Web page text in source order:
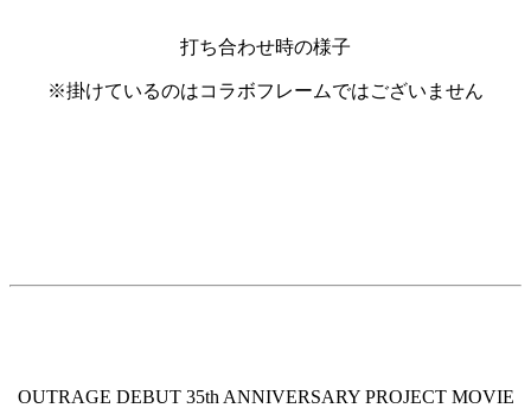
打ち合わせ時の様子
※掛けているのはコラボフレームではございません
OUTRAGE DEBUT 35th ANNIVERSARY PROJECT MOVIE